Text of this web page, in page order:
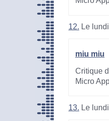
12. Le
miu miu
Critique
Micro
13. Le